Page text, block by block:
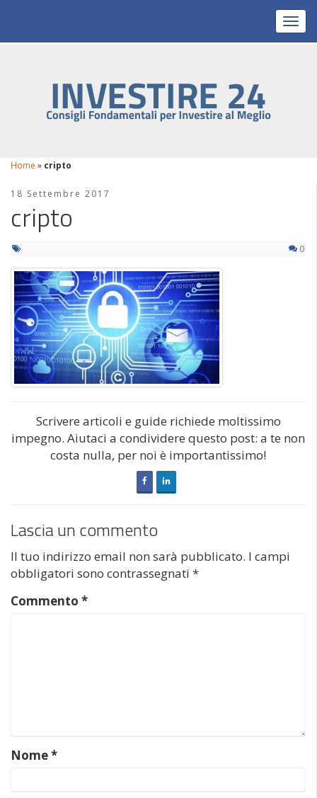
Home » cripto
18 Settembre 2017
cripto
0
Scrivere articoli e guide richiede moltissimo
impegno. Aiutaci a condividere questo post: a te non
costa nulla, per noi è importantissimo!
Lascia un commento
Il tuo indirizzo email non sarà pubblicato. I campi
obbligatori sono contrassegnati *
Commento *
Nome*